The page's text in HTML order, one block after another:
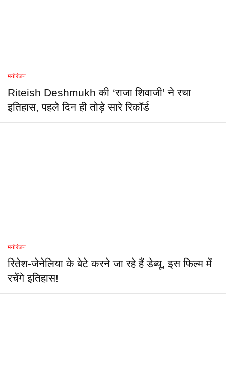
मनोरंजन
Riteish Deshmukh की ‘राजा शिवाजी’ ने रचा
इतिहास, पहले दिन ही तोड़े सारे रिकॉर्ड
मनोरंजन
रितेश-जेनेलिया के बेटे करने जा रहे हैं डेब्यू, इस फिल्म में
रचेंगे इतिहास!